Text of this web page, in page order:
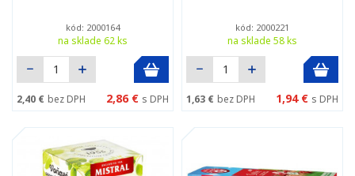
kód: 2000164
na sklade 62 ks
2,40 € bez DPH 2,86 € s DPH
kód: 2000221
na sklade 58 ks
1,63 € bez DPH 1,94 € s DPH